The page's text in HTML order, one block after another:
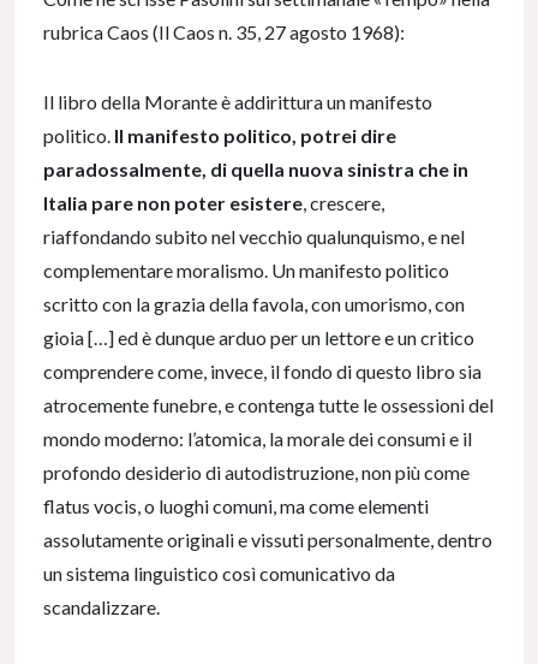
rubrica Caos (Il Caos n. 35, 27 agosto 1968):
Il libro della Morante è addirittura un manifesto
politico. Il manifesto politico, potrei dire
paradossalmente, di quella nuova sinistra che in
Italia pare non poter esistere, crescere,
riaffondando subito nel vecchio qualunquismo, e nel
complementare moralismo. Un manifesto politico
scritto con la grazia della favola, con umorismo, con
gioia […] ed è dunque arduo per un lettore e un critico
comprendere come, invece, il fondo di questo libro sia
atrocemente funebre, e contenga tutte le ossessioni del
mondo moderno: l’atomica, la morale dei consumi e il
profondo desiderio di autodistruzione, non più come
flatus vocis, o luoghi comuni, ma come elementi
assolutamente originali e vissuti personalmente, dentro
un sistema linguistico così comunicativo da
scandalizzare.